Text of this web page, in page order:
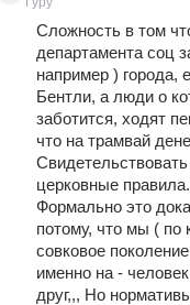
Сложность в том
департамента соц
например ) города,
Бентли, а люди о
заботится, ходят
что на трамвай
церковные
Формально это
потому, что мы ( по
совковое
именно на -
друг,,, Но